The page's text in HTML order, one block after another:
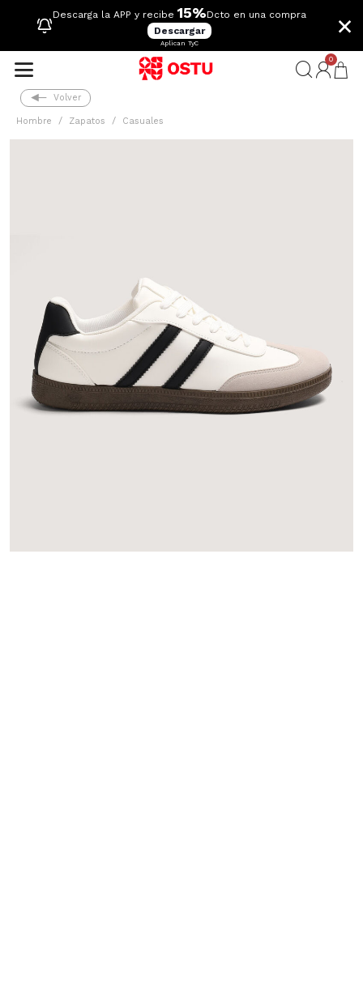
Descarga la APP y recibe 15%Dcto en una compra
Descargar
Aplican TyC
×
0
Volver
Hombre Zapatos Casuales